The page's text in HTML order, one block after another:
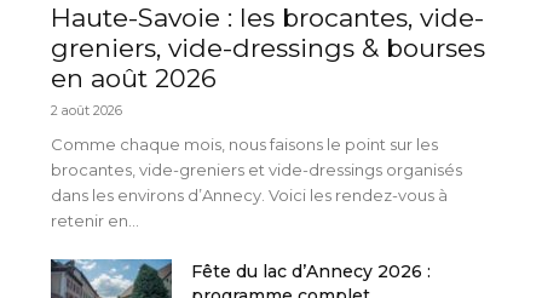
Haute-Savoie : les brocantes, vide-
greniers, vide-dressings & bourses
en août 2026
2 août 2026
Comme chaque mois, nous faisons le point sur les
brocantes, vide-greniers et vide-dressings organisés
dans les environs d’Annecy. Voici les rendez-vous à
retenir en...
Fête du lac d’Annecy 2026 :